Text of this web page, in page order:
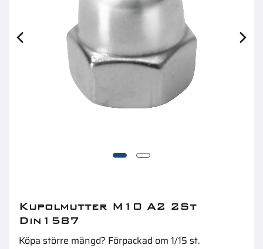
Bult M12X90 10.9 2St Din931
Kupolmutter M10 A2 2St
Din1587
Köpa större mängd? Förpackad om 1/15 st.